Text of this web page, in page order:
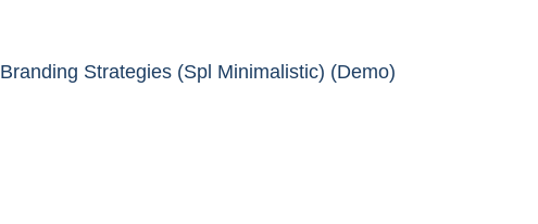
Branding Strategies (Spl Minimalistic) (Demo)